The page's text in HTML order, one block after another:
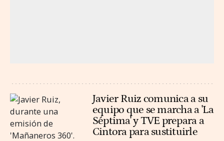
Javier Ruiz comunica a su
equipo que se marcha a 'La
Séptima' y TVE prepara a
Cintora para sustituirle